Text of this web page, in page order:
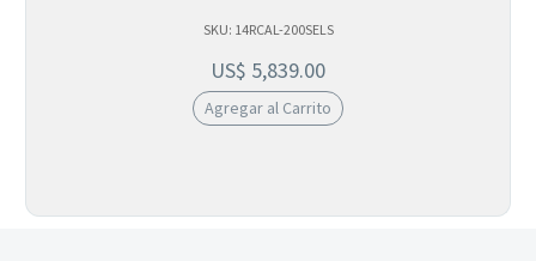
SKU: 14RCAL-200SELS
US$ 5,839.00
Agregar al Carrito